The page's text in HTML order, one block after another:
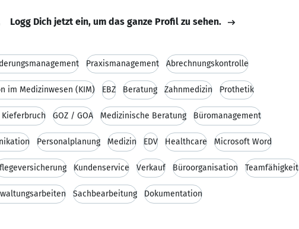
Logg Dich jetzt ein, um das ganze Profil zu sehen.
Praxismanagement Abrechnungskontrolle
im Medizinwesen (KIM) EBZ Beratung Zahnmedizin Prothetik
Kieferbruch GOZ / GOÄ Medizinische Beratung Büromanagement
Personalplanung Medizin EDV Healthcare Microsoft Word
Kundenservice Verkauf Büroorganisation Teamfähigkeit
Sachbearbeitung Dokumentation